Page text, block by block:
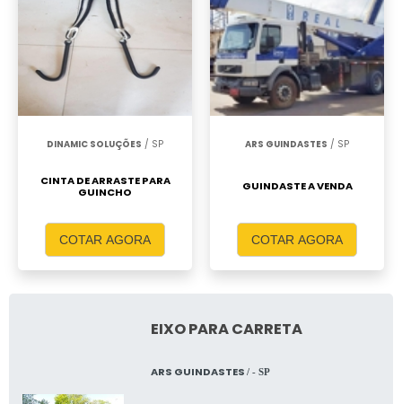
DINAMIC SOLUÇÕES / SP
CINTA DE ARRASTE PARA
GUINCHO
COTAR AGORA
ARS GUINDASTES / SP
GUINDASTE A VENDA
COTAR AGORA
EIXO PARA CARRETA
ARS GUINDASTES / - SP